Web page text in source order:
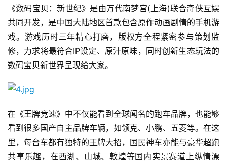
游
戏
业
界
手
机
游
单
机
游
《数码宝贝：新世纪》是由万代南梦宫(上海)联合奇侠互娱
共同开发，是中国大陆地区首款包含原作动画剧情的手机游
戏。游戏历时三年精心打磨，版权方全程紧密参与策划监
修，力求将最符合IP设定、原汁原味，同时创新生态玩法的
数码宝贝新世界呈现给大家。
在《王牌竞速》中不仅能看到全球闻名的跑车品牌，也能够
看到很多国产自主品牌车辆，如领克、小鹏、五菱等。在这
里，每台车都有独特的王牌大招，国民神车亦能与豪华超跑
共享乐趣，在西湖、山城、敦煌等国内实景赛道上纵情漂